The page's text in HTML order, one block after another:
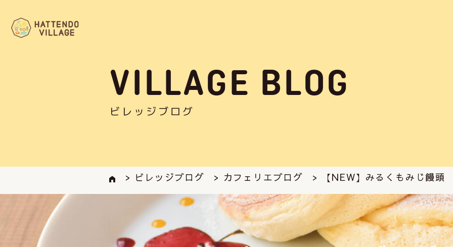
VILLAGE BLOG
ビレッジブログ
> ビレッジブログ > カフェリエブログ > 【NEW】みるくもみじ饅頭